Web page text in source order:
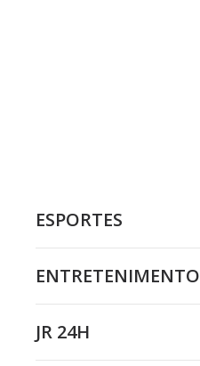
ESPORTES
ENTRETENIMENTO
JR 24H